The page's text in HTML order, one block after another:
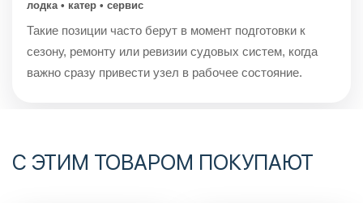
лодка • катер • сервис
Такие позиции часто берут в момент подготовки к
сезону, ремонту или ревизии судовых систем, когда
важно сразу привести узел в рабочее состояние.
С ЭТИМ ТОВАРОМ ПОКУПАЮТ